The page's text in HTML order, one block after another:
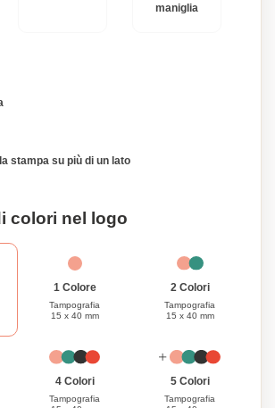
maniglia
stampa su più di un lato
colori nel logo
1 Colore
Tampografia
15 x 40 mm
2 Colori
Tampografia
15 x 40 mm
4 Colori
Tampografia
5 Colori
Tampografia